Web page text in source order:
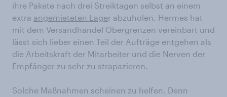
ihre Pakete nach drei Streiktagen selbst an einem
extra angemieteten Lager abzuholen. Hermes hat
mit dem Versandhandel Obergrenzen vereinbart und
lässt sich lieber einen Teil der Aufträge entgehen als
die Arbeitskraft der Mitarbeiter und die Nerven der
Empfänger zu sehr zu strapazieren.
Solche Maßnahmen scheinen zu helfen. Denn